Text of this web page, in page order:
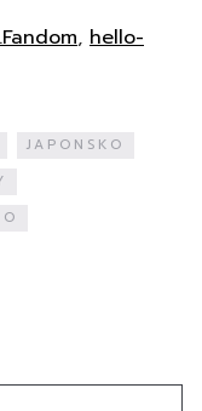
, hello-
JAPONSKO